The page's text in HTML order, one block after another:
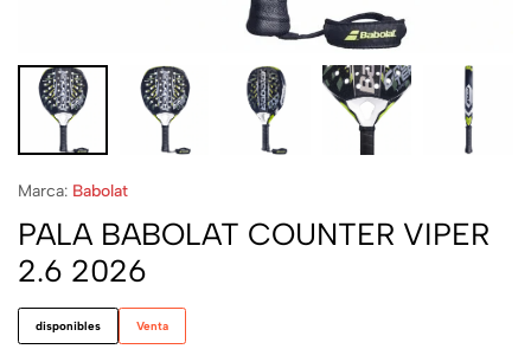
Marca: Babolat
PALA BABOLAT COUNTER VIPER
2.6 2026
disponibles Venta